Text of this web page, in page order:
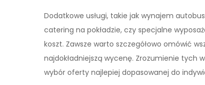
Dodatkowe usługi, takie jak wynajem
catering na pokładzie, czy specjalne
koszt. Zawsze warto szczegółowo omówić
najdokładniejszą wycenę. Zrozumienie tych
wybór oferty najlepiej dopasowanej do